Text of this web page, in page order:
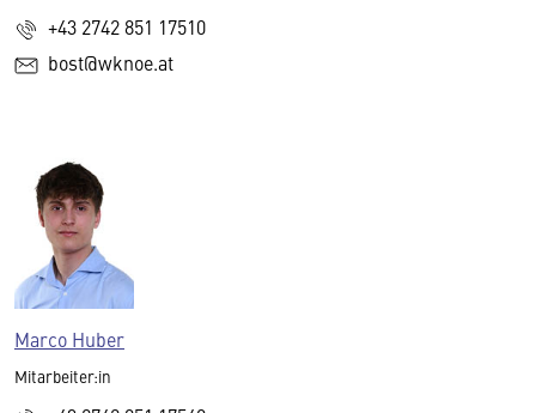
+43 2742 851 17510
bost@wknoe.at
Marco Huber
Mitarbeiter:in